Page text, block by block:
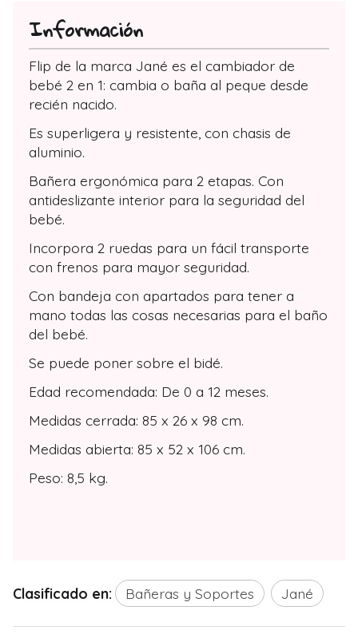
Información
Flip de la marca Jané es el cambiador de
bebé 2 en 1: cambia o baña al peque desde
recién nacido.
Es superligera y resistente, con chasis de
aluminio.
Bañera ergonómica para 2 etapas. Con
antideslizante interior para la seguridad del
bebé.
Incorpora 2 ruedas para un fácil transporte
con frenos para mayor seguridad.
Con bandeja con apartados para tener a
mano todas las cosas necesarias para el baño
del bebé.
Se puede poner sobre el bidé.
Edad recomendada: De 0 a 12 meses.
Medidas cerrada: 85 x 26 x 98 cm.
Medidas abierta: 85 x 52 x 106 cm.
Peso: 8,5 kg.
Clasificado en: Bañeras y Soportes Jané